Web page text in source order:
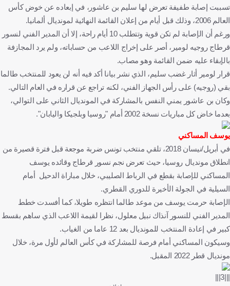
تسببت إصابة طفيفة تعرض لها سليم بن عاشور، في إبعاده عن خوض كأس
العالم 2006، وذلك قبل أيام من إعلان القائمة النهائية لمونديال ألمانيا.
ورغم أن الإصابة لم تكن قوية وتتطلب 10 أيام راحة، إلا أن المدير الفني لنسور
قرطاج روجيه لومير، أصر على إخراج اللاعب من حساباته، ولم يرد المجازفة
بالإبقاء عليه ضمن القائمة وهو مصاب.
قرار لومير أثار غضب سليم، الذي نشر بيانا أكد فيه أنه لن يعود للمنتخب طالما
بقي (روجيه) على رأس الجهاز الفني، لكنه تراجع عن قراره في العام التالي.
وكان بن عاشور يمني النفس بالمشاركة في المونديال الثاني على التوالي،
بعدما خاض كل مباريات نسخة 2002 أمام "روسيا وبلجيكا واليابان".
يوسف المساكني
في أبريل/نيسان 2018، تلقي منتخب تونس ضربة موجعة قبل فترة قصيرة من
انطلاق مونديال روسيا، حيث تعرض نجم نسور قرطاج وقائده يوسف
المساكني للإصابة بقطع في الرباط الصليبي، خلال مباراة الدحيل أمام
السيلية في الجولة الأخيرة للدوري القطري.
الإصابة حرمت يوسف من موعد طالما انتظره طويلا، كما أفسدت خطط
المدير الفني للنسور آنذاك نبيل معلول، نظرا لقيمة اللاعب الذي ساهم بقسط
كبير في إعادة المنتخب للمونديال بعد 12 عاما من الغياب.
وسيكون المساكني أمام فرصة للمشاركة في كأس العالم لأول مرة، خلال
مونديال قطر 2022 المقبل.
|||3|||